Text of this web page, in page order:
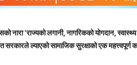
‘राज्यको लगानी, नागरिकको योगदान,
ल्याएको सामाजिक सुरक्षाको एक महत्त्वपूर्ण